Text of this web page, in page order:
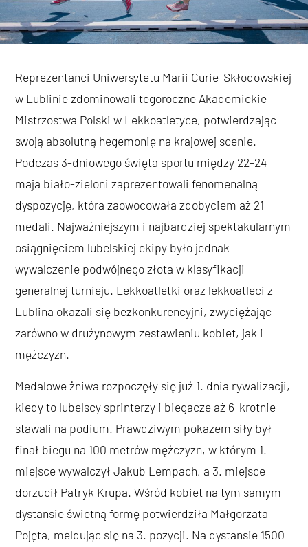
Reprezentanci Uniwersytetu Marii Curie-Skłodowskiej
w Lublinie zdominowali tegoroczne Akademickie
Mistrzostwa Polski w Lekkoatletyce, potwierdzając
swoją absolutną hegemonię na krajowej scenie.
Podczas 3-dniowego święta sportu między 22-24
maja biało-zieloni zaprezentowali fenomenalną
dyspozycję, która zaowocowała zdobyciem aż 21
medali. Najważniejszym i najbardziej spektakularnym
osiągnięciem lubelskiej ekipy było jednak
wywalczenie podwójnego złota w klasyfikacji
generalnej turnieju. Lekkoatletki oraz lekkoatleci z
Lublina okazali się bezkonkurencyjni, zwyciężając
zarówno w drużynowym zestawieniu kobiet, jak i
mężczyzn.
Medalowe żniwa rozpoczęły się już 1. dnia rywalizacji,
kiedy to lubelscy sprinterzy i biegacze aż 6-krotnie
stawali na podium. Prawdziwym pokazem siły był
finał biegu na 100 metrów mężczyzn, w którym 1.
miejsce wywalczył Jakub Lempach, a 3. miejsce
dorzucił Patryk Krupa. Wśród kobiet na tym samym
dystansie świetną formę potwierdziła Małgorzata
Pojęta, meldując się na 3. pozycji. Na dystansie 1500